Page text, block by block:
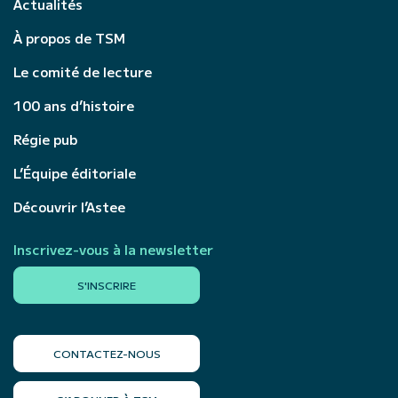
Actualités
À propos de TSM
Le comité de lecture
100 ans d’histoire
Régie pub
L’Équipe éditoriale
Découvrir l’Astee
Inscrivez-vous à la newsletter
S'INSCRIRE
CONTACTEZ-NOUS